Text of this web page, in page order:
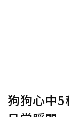
狗狗心中5